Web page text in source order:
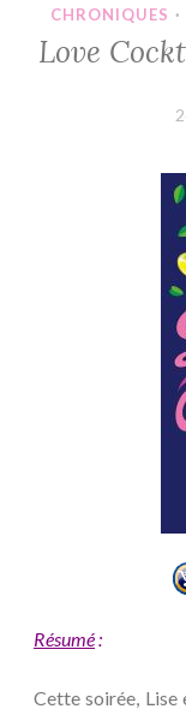
CHRONIQUES ·
Love
Résumé:
Cette soirée, Lise